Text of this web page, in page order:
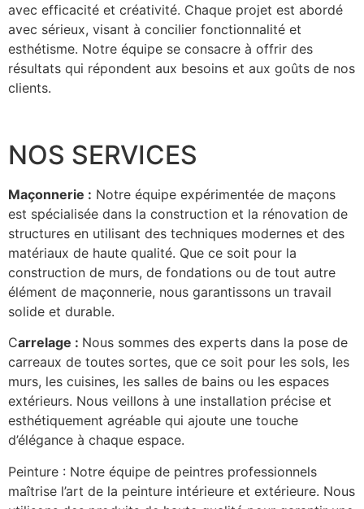
avec efficacité et créativité. Chaque projet est abordé
avec sérieux, visant à concilier fonctionnalité et
esthétisme. Notre équipe se consacre à offrir des
résultats qui répondent aux besoins et aux goûts de nos
clients.
NOS SERVICES
Maçonnerie : Notre équipe expérimentée de maçons
est spécialisée dans la construction et la rénovation de
structures en utilisant des techniques modernes et des
matériaux de haute qualité. Que ce soit pour la
construction de murs, de fondations ou de tout autre
élément de maçonnerie, nous garantissons un travail
solide et durable.
Carrelage : Nous sommes des experts dans la pose de
carreaux de toutes sortes, que ce soit pour les sols, les
murs, les cuisines, les salles de bains ou les espaces
extérieurs. Nous veillons à une installation précise et
esthétiquement agréable qui ajoute une touche
d’élégance à chaque espace.
Peinture : Notre équipe de peintres professionnels
maîtrise l’art de la peinture intérieure et extérieure. Nous